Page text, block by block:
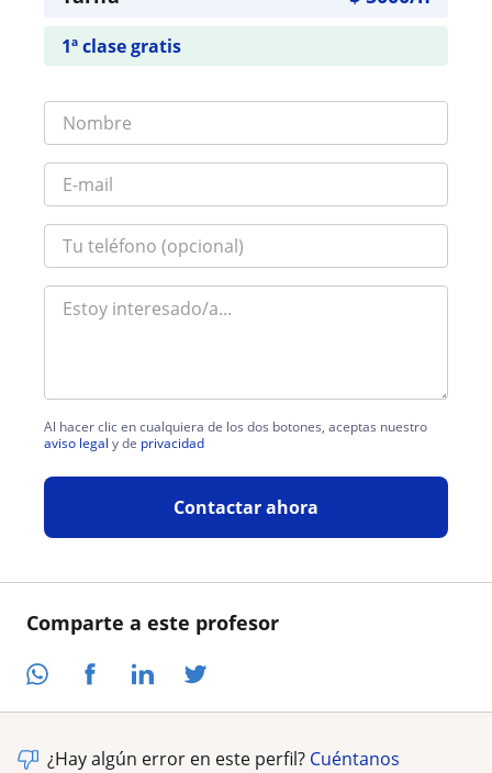
Comparte a este profesor
1ª clase gratis
Al hacer clic en cualquiera de los dos botones, aceptas nuestro
aviso legal y de privacidad
Contactar ahora
¿Hay algún error en este perfil? Cuéntanos